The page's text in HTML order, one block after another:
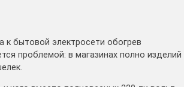
к бытовой электросети обогрев
проблемой: в магазинах полно изделий